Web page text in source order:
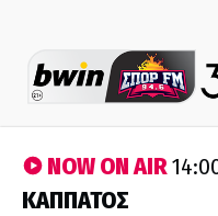
NOW ON AIR
ΚΑΠΠΑΤΟΣ